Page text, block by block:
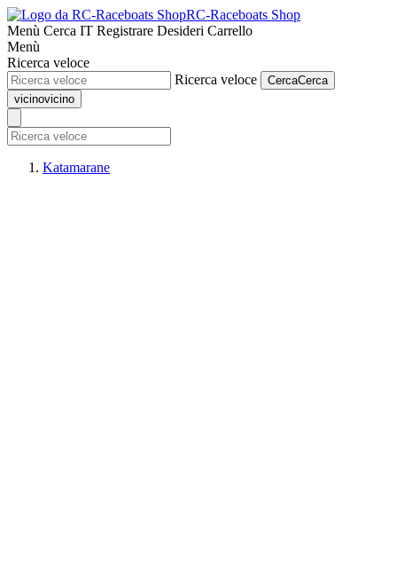
RC-Raceboats Shop
Menù Cerca IT Registrare Desideri Carrello
Menù
Ricerca veloce
Ricerca veloce
CercaCerca
vicinovicino
Katamarane